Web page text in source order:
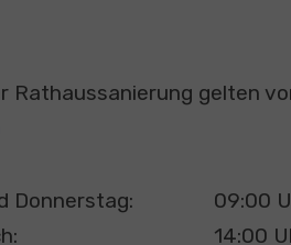
Rathaussanierung gelten
Donnerstag:
09:00
14:00